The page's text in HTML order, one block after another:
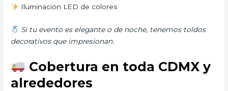
Iluminación LED de colores
Si tu evento es elegante o de noche, tenemos toldos
decorativos que impresionan.
Cobertura en toda CDMX y
alrededores